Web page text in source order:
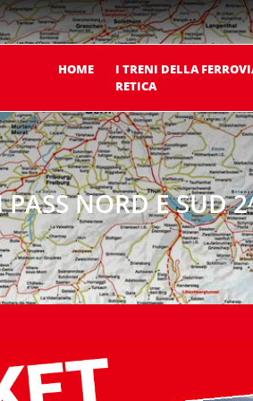
HOME
I TRENI DELLA
RETICA
NORD E SUD